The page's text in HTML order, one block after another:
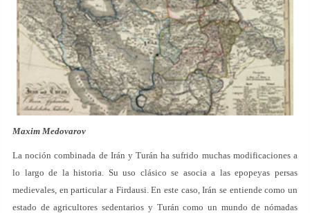
Maxim Medovarov
La noción combinada de Irán y Turán ha sufrido muchas modificaciones a
lo largo de la historia. Su uso clásico se asocia a las epopeyas persas
medievales, en particular a Firdausi. En este caso, Irán se entiende como un
estado de agricultores sedentarios y Turán como un mundo de nómadas